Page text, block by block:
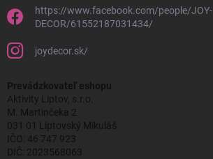
https://www.facebook.com/people/JOY-
DECOR/61552187031434/
joydecor.sk/
Prevádzkovateľ eshopu
Aktivity Liptov, s.r.o.
M. Martinčeka 2
031 01 Liptovský Mikuláš
IČO: 46 747 923
DIČ: 2023568063